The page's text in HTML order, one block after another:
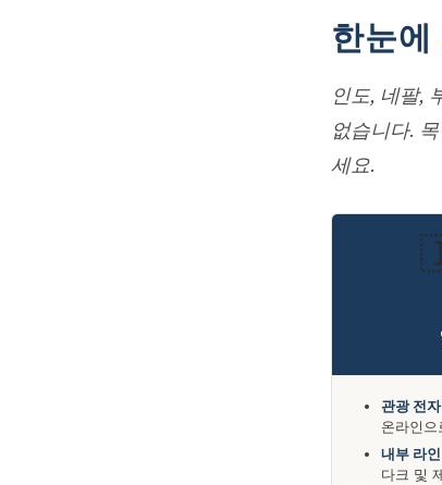
한눈
인도, 네팔,
없습니다.
세요.
관광 전
온라인
내부 라
다크 및